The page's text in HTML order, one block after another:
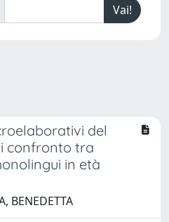
del
confronto tra
in età
BENEDETTA